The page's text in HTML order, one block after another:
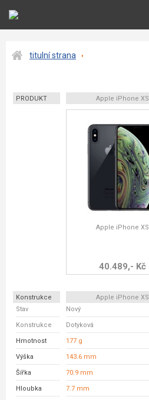
titulní strana
PRODUKT Apple iPhone XS
Apple iPhone XS
40.489,- Kč
Konstrukce Apple iPhone XS
Stav
Nový
Konstrukce Dotyková
Hmotnost 177 g
Výška 143.6 mm
Šířka 70.9 mm
Hloubka 7.7 mm